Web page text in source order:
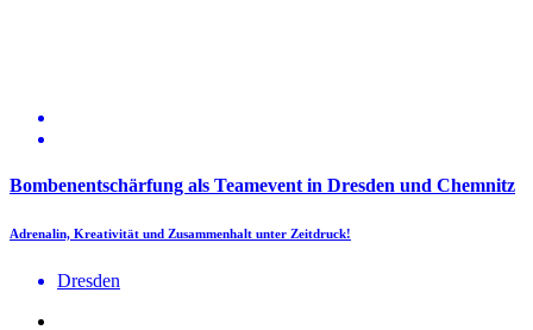
Bombenentschärfung als Teamevent in Dresden und Chemnitz
Adrenalin, Kreativität und Zusammenhalt unter Zeitdruck!
Dresden